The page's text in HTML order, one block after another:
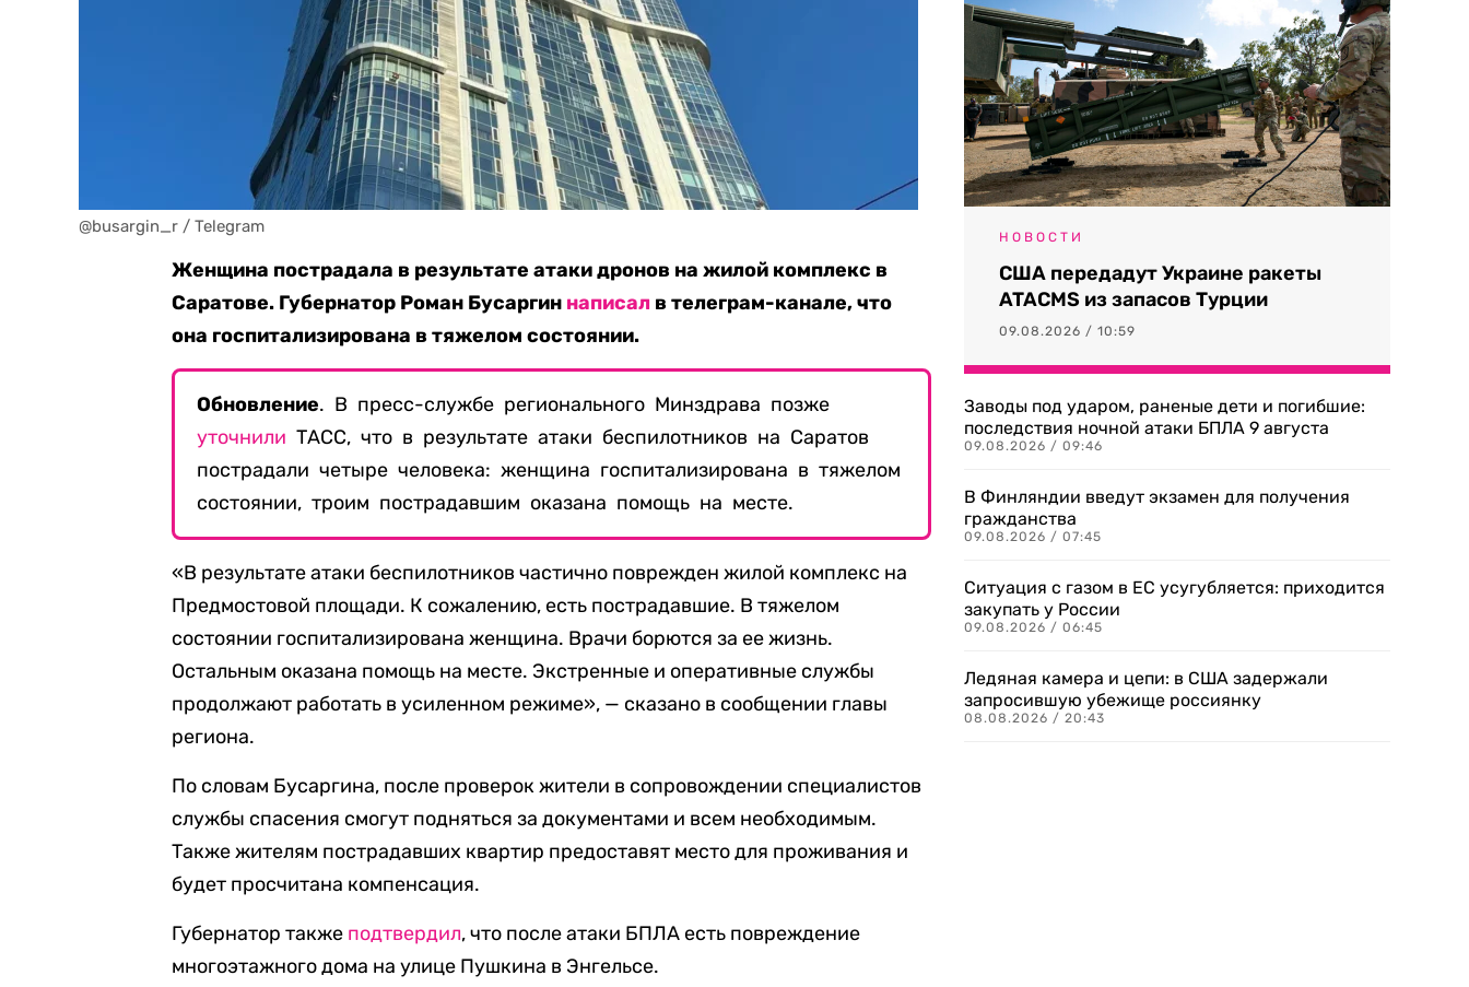
@busargin_r / Telegram
Женщина пострадала в результате атаки дронов на жилой комплекс в
Саратове. Губернатор Роман Бусаргин написал в телеграм-канале, что
она госпитализирована в тяжелом состоянии.
Обновление. В пресс-службе регионального Минздрава позже
уточнили ТАСС, что в результате атаки беспилотников на Саратов
пострадали четыре человека: женщина госпитализирована в тяжелом
состоянии, троим пострадавшим оказана помощь на месте.
«В результате атаки беспилотников частично поврежден жилой комплекс на
Предмостовой площади. К сожалению, есть пострадавшие. В тяжелом
состоянии госпитализирована женщина. Врачи борются за ее жизнь.
Остальным оказана помощь на месте. Экстренные и оперативные службы
продолжают работать в усиленном режиме», — сказано в сообщении главы
региона.
По словам Бусаргина, после проверок жители в сопровождении специалистов
службы спасения смогут подняться за документами и всем необходимым.
Также жителям пострадавших квартир предоставят место для проживания и
будет просчитана компенсация.
Губернатор также подтвердил, что после атаки БПЛА есть повреждение
многоэтажного дома на улице Пушкина в Энгельсе.
НОВОСТИ
США передадут Украине ракеты
ATACMS из запасов Турции
09.08.2026 / 10:59
Заводы под ударом, раненые дети и погибшие:
последствия ночной атаки БПЛА 9 августа
09.08.2026 / 09:46
В Финляндии введут экзамен для получения
гражданства
09.08.2026 / 07:45
Ситуация с газом в ЕС усугубляется: приходится
закупать у России
09.08.2026 / 06:45
Ледяная камера и цепи: в США задержали
запросившую убежище россиянку
08.08.2026 / 20:43